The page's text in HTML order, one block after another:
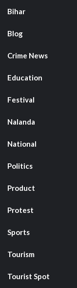
Bihar
Blog
Crime News
Education
Festival
Nalanda
National
Politics
Product
Protest
Sports
Tourism
Tourist Spot